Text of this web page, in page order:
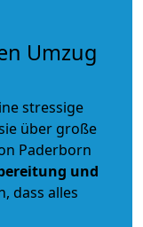
Umzug
stressige
über große
Paderborn
und
dass alles